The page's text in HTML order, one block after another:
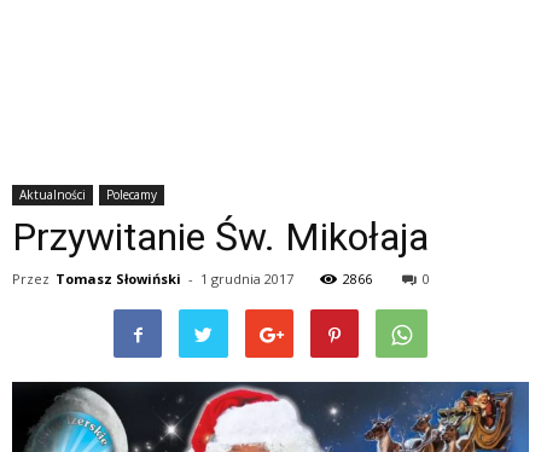
Aktualności Polecamy
Przywitanie Św. Mikołaja
Przez Tomasz Słowiński - 1 grudnia 2017 2866 0